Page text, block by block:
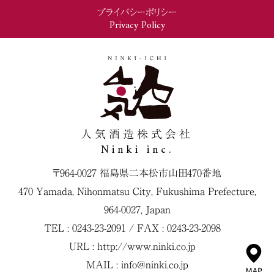
プライバシーポリシー
Privacy Policy
人気酒造株式会社
Ninki inc.
〒964-0027 福島県二本松市山田470番地
470 Yamada, Nihonmatsu City, Fukushima Prefecture,
964-0027, Japan
TEL : 0243-23-2091 / FAX : 0243-23-2098
URL : http://www.ninki.co.jp
MAIL : info@ninki.co.jp